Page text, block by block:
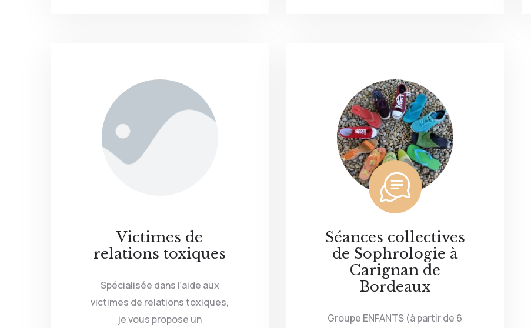
Victimes de
relations toxiques
Spécialisée dans l’aide aux
victimes de relations toxiques,
je vous propose un
Séances collectives
de Sophrologie à
Carignan de
Bordeaux
Groupe ENFANTS (à partir de 6
Marketing
En partageant
vos intérêts et
votre
comportement
lorsque vous
visitez notre
site, vous
augmentez
les chances
contenu et
des offres
personnalisés.